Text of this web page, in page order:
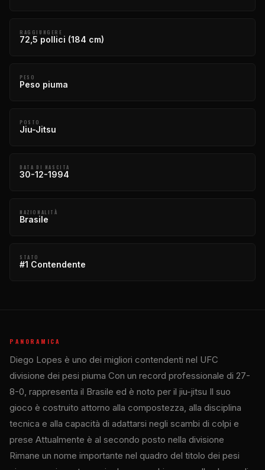
RAGGIUNGERE
72,5 pollici (184 cm)
PESO
Peso piuma
POSTO
Jiu-Jitsu
DATA DI NASCITA
30-12-1994
NAZIONALITÀ
Brasile
STATO
#1 Contendente
PANORAMICA
Diego Lopes è uno dei migliori contendenti nel UFC
divisione dei pesi piuma Con un record professionale di 27-
8-0, rappresenta il Brasile ed è noto per il jiu-jitsu Il suo
gioco è costruito attorno alla compostezza, alla disciplina
tecnica e alla capacità di adattarsi negli scambi di colpi e
prese Attualmente è al secondo posto nella divisione
Rimane un nome importante nel quadro del titolo dei pesi